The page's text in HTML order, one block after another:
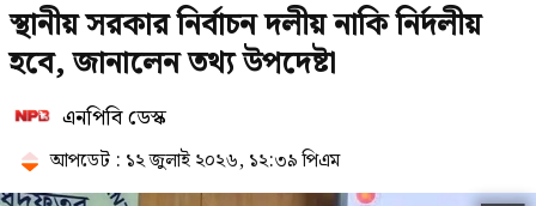
স্থানীয় সরকার নির্বাচন দলীয় নাকি নির্দলীয়
হবে, জানালেন তথ্য উপদেষ্টা
এনপিবি ডেস্ক
আপডেট : ১২ জুলাই ২০২৬, ১২:৩৯ পিএম